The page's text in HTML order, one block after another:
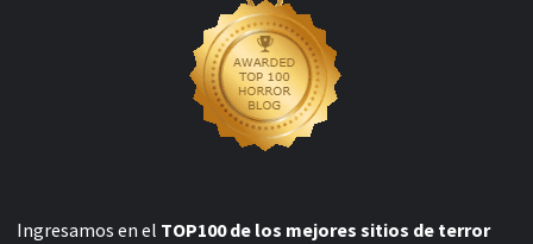
Ingresamos en el TOP100 de los mejores sitios de terror